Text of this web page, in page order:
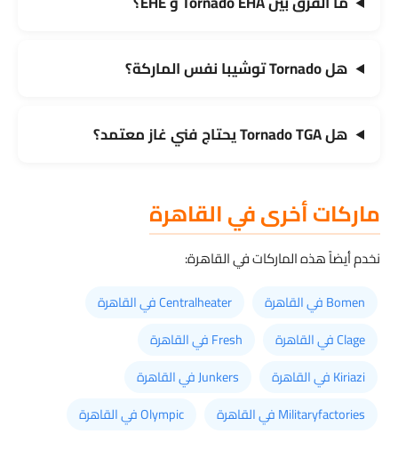
هل Tornado توشيبا نفس الماركة؟
هل Tornado TGA يحتاج فني غاز معتمد؟
ماركات أخرى في القاهرة
نخدم أيضاً هذه الماركات في القاهرة:
Bomen في القاهرة
Centralheater في القاهرة
Clage في القاهرة
Fresh في القاهرة
Kiriazi في القاهرة
Junkers في القاهرة
Militaryfactories في القاهرة
Olympic في القاهرة